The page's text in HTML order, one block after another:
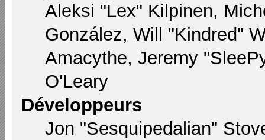
Aleksi "Lex" Kilpinen,
González, Will "Kindred"
Amacythe, Jeremy
O'Leary
Développeurs
Jon "Sesquipedalian"